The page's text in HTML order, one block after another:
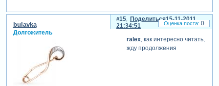
равную 5+1=6 секунд и
продолжительность в,
равную 1+5=6 секунд. но
при этом общее время
демонстрации презентации
Поделиться
15
15-11-2011
21:34:51
bulavka
Долгожитель
ralex, как интересно читать,
жду продолжения
0